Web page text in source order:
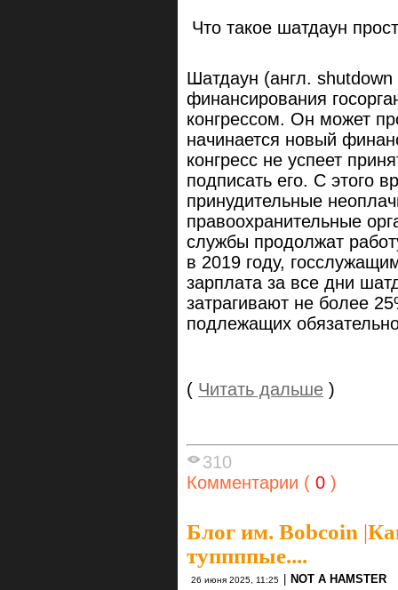
Что такое шатдаун
Шатдаун (англ.
финансирования
конгрессом. Он может
начинается новый
конгресс не успеет
подписать его. С этого
принудительные
правоохранительные
службы продолжат
в 2019 году,
зарплата за все дни
затрагивают не более
подлежащих
( Читать дальше )
310
Комментарии ( 0 )
Блог им. Bobcoin |
туппппые....
26 июня 2025, 11:25 NOT A HAMSTER